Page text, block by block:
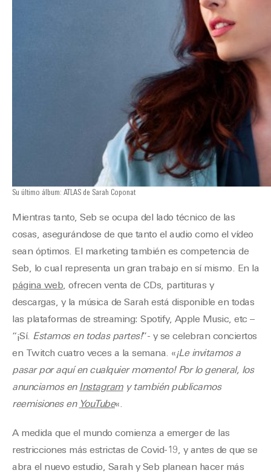
Su último álbum: ATLAS de Sarah Coponat
Mientras tanto, Seb se ocupa del lado técnico de las
cosas, asegurándose de que tanto el audio como el vídeo
sean óptimos. El marketing también es competencia de
Seb, lo cual representa un gran trabajo en sí mismo. En la
página web, ofrecen venta de CDs, partituras y
descargas, y la música de Sarah está disponible en todas
las plataformas de streaming: Spotify, Apple Music, etc –
“¡Sí. Estamos en todas partes!”- y se celebran conciertos
en Twitch cuatro veces a la semana. «¡Le invitamos a
pasar por aquí en cualquier momento! Por lo general, los
anunciamos en Instagramy también publicamos
reemisiones en YouTube«.
A medida que el mundo comienza a emerger de las
restricciones más estrictas de Covid-19, y antes de que se
abra el nuevo estudio, Sarah y Seb planean hacer más